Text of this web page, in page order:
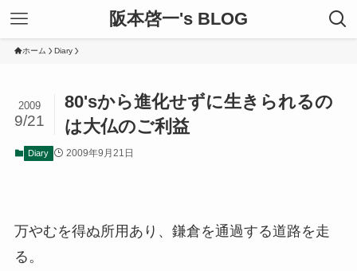
阪本啓一's BLOG
ホーム Diary
80'sから進化せずに生きられるの
は大仏のご利益
2009
9/21
Diary 2009年9月21日
万やむを得ぬ所用あり、鎌倉を通過する道路を走
る。